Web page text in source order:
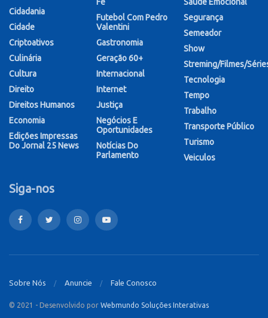
Cidadania
Cidade
Criptoativos
Culinária
Cultura
Direito
Direitos Humanos
Economia
Edições Impressas
Do Jornal 25 News
Fé
Futebol Com Pedro
Valentini
Gastronomia
Geração 60+
Internacional
Internet
Justiça
Negócios E
Oportunidades
Notícias Do
Parlamento
Saúde Emocional
Segurança
Semeador
Show
Streming/Filmes/
Tecnologia
Tempo
Trabalho
Transporte Público
Turismo
Veiculos
Siga-nos
Sobre Nós Anuncie Fale Conosco
© 2021 - Desenvolvido por Webmundo Soluções Interativas